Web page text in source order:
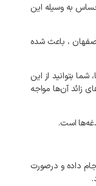
به وسیله این
، باعث شده
شما بتوانید از این
زائد آن‌ها مواجه
است.
داده و درصورت
.